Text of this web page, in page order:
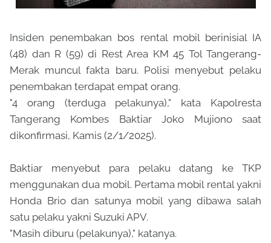
Insiden penembakan bos rental mobil berinisial IA
(48) dan R (59) di Rest Area KM 45 Tol Tangerang-
Merak muncul fakta baru. Polisi menyebut pelaku
penembakan terdapat empat orang.
"4 orang (terduga pelakunya)," kata Kapolresta
Tangerang Kombes Baktiar Joko Mujiono saat
dikonfirmasi, Kamis (2/1/2025).
Baktiar menyebut para pelaku datang ke TKP
menggunakan dua mobil. Pertama mobil rental yakni
Honda Brio dan satunya mobil yang dibawa salah
satu pelaku yakni Suzuki APV.
"Masih diburu (pelakunya)," katanya.